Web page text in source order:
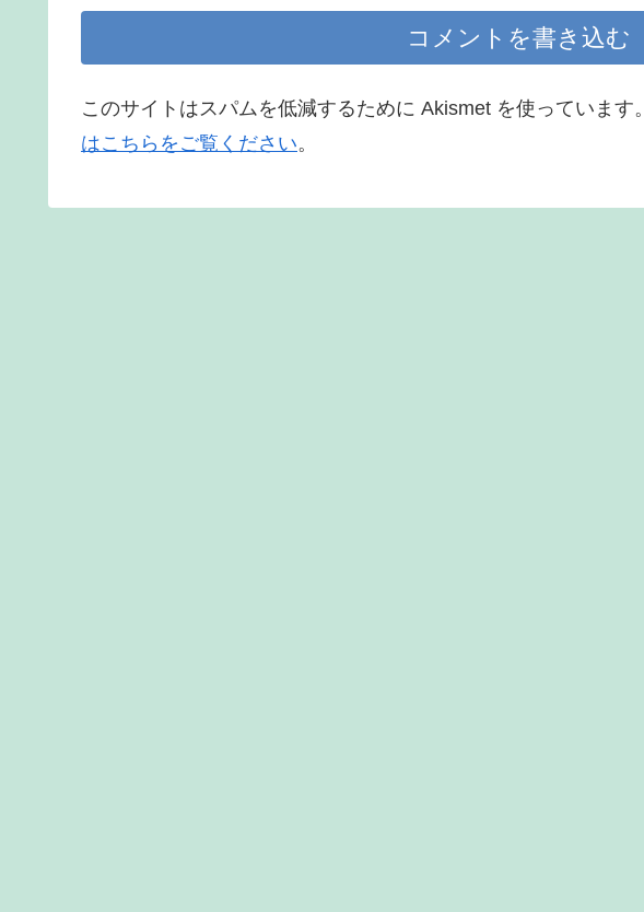
コメントを書き込む
このサイトはスパムを低減するために Akismet を使っています。
はこちらをご覧ください。